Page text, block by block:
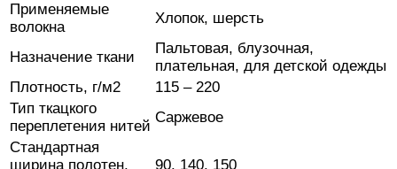
Применяемые
волокна
Хлопок, шерсть
Назначение ткани
Пальтовая, блузочная,
плательная, для детской одежды
Плотность, г/м2
115 – 220
Тип ткацкого
переплетения нитей
Саржевое
Стандартная
ширина полотен,
90, 140, 150